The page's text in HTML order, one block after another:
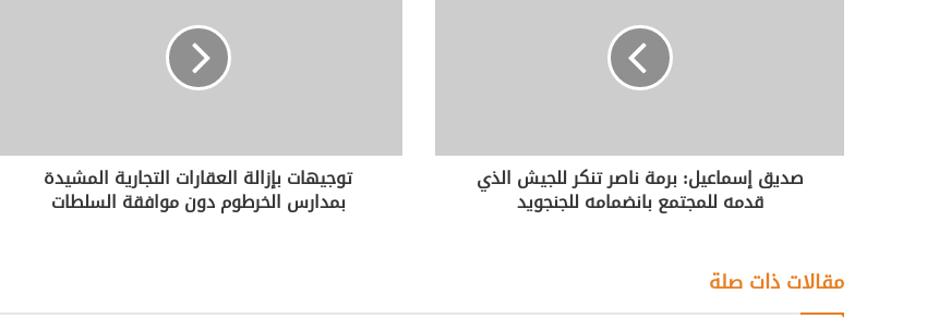
صديق إسماعيل: برمة ناصر تنكر للجيش الذي
قدمه للمجتمع بانضمامه للجنجويد
توجيهات بإزالة العقارات التجارية المشيدة
بمدارس الخرطوم دون موافقة السلطات
مقالات ذات صلة